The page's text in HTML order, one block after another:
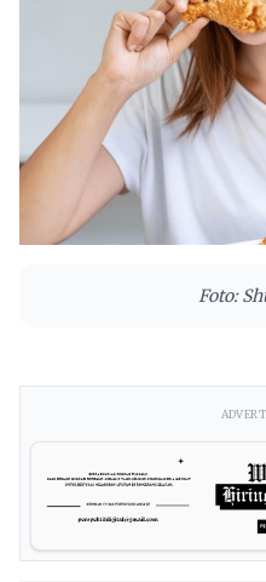
Foto: